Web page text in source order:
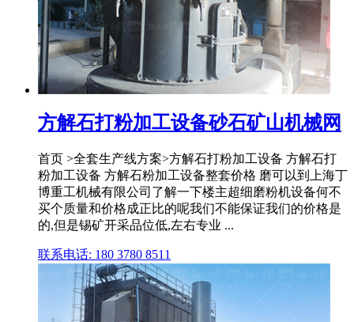
方解石打粉加工设备砂石矿山机械网
首页 >全套生产线方案>方解石打粉加工设备 方解石打
粉加工设备 方解石粉加工设备整套价格 磨可以到上海丁
博重工机械有限公司了解一下楼主超细磨粉机设备何不
买个质量和价格成正比的呢我们不能保证我们的价格是
的,但是锡矿开采品位低,左右专业 ...
联系电话: 180 3780 8511